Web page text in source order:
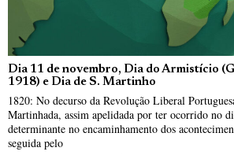
Dia 11 de novembro, Dia do Armistício
1918) e Dia de S. Martinho
1820: No decurso da Revolução Liberal
Martinhada, assim apelidada por ter ocorrido no
determinante no encaminhamento dos
seguida pelo